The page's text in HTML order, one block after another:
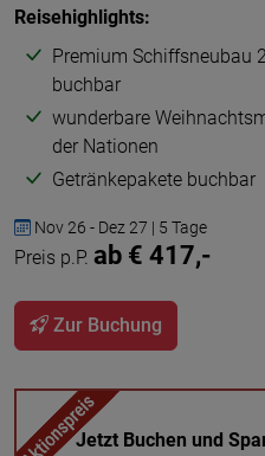
Reisehighlights:
Premium Schiffsneubau
buchbar
wunderbare
der Nationen
Getränkepakete buchbar
Nov 26 - Dez 27 | 5 Tage
Preis p.P. ab € 417,-
Zur Buchung
Jetzt Buchen und